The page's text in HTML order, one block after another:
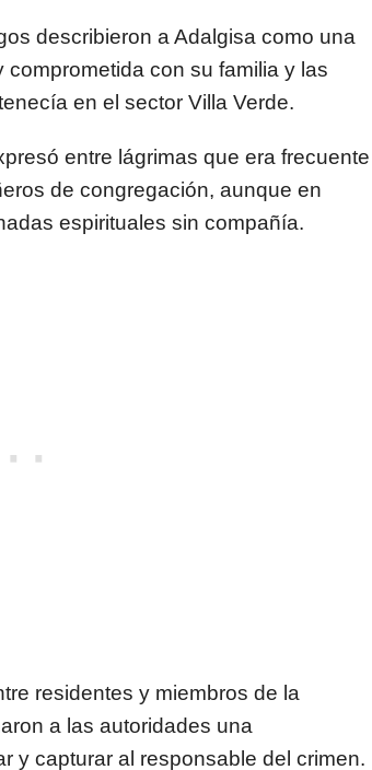
describieron a Adalgisa como una
con su familia y las
en el sector Villa Verde.
entre lágrimas que era frecuente
de congregación, aunque en
espirituales sin compañía.
residentes y miembros de la
a las autoridades una
y capturar al responsable del crimen.